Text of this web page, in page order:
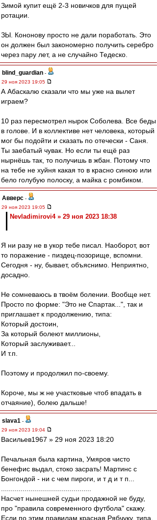
Зимой купит ещё 2-3 новичков для пущей
ротации.
ЗЫ. Кононову просто не дали поработать. Это
он должен был закономерно получить серебро
через пару лет, а не случайно Тедеско.
blind_guardian -
29 ноя 2023 19:05
А Абаскалю сказали что мы уже на вылет
играем?
10 раз пересмотрел нырок Соболева. Все беды
в голове. И в коллективе нет человека, который
мог бы подойти и сказать по отечески - Саня.
Ты заебатый чувак. Но если ты ещё раз
нырнёшь так, то получишь в жбан. Потому что
на тебе не хуйня какая то в красно синюю или
бело голубую полоску, а майка с ромбиком.
Авверс -
29 ноя 2023 19:05
Nevladimirovi4 » 29 ноя 2023 18:38
Я ни разу не в укор тебе писал. Наоборот, вот
то поражение - пиздец-позорище, вспомни.
Сегодня - ну, бывает, объяснимо. Неприятно,
досадно.
Не сомневаюсь в твоём болении. Вообще нет.
Просто по форме: "Это не Спартак...", так и
приглашает к продолжению, типа:
Который достоин,
За который болеют миллионы,
Который заслуживает...
И т.п.
Поэтому и продолжил по-своему.
Короче, мы ж не участковые чтоб впадать в
отчаяние), болею дальше!
slava1 -
29 ноя 2023 19:04
Васильев1967 » 29 ноя 2023 18:20
Печальная была картина, Умяров чисто
бенефис выдал, стоко засрать! Мартинс с
Бонгондой - ни с чем пироги, и т д и т п...
Насчет нынешней судьи продажной не буду,
про "правила современного футбола" скажу.
Если по этим правилам красная Рябчуку, типа,